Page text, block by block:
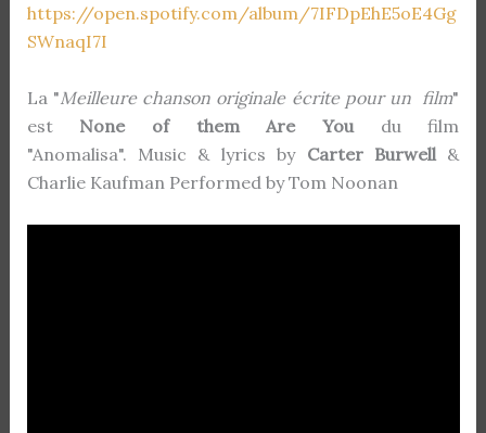
https://open.spotify.com/album/7IFDpEhE5oE4Gg
SWnaqI7I
La "Meilleure chanson originale écrite pour un film"
est None of them Are You du film
"Anomalisa". Music & lyrics by Carter Burwell &
Charlie Kaufman Performed by Tom Noonan